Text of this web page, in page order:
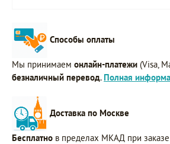
Способы оплаты
Мы принимаем онлайн-платежи (Visa,
безналичный перевод. Полная
Доставка по Москве
Бесплатно в пределах МКАД при